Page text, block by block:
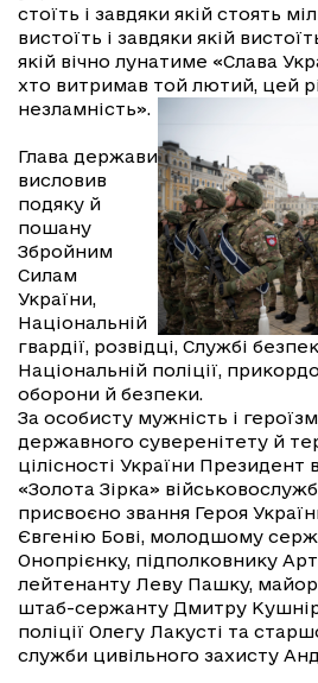
стоїть і завдяки якій стоять
вистоїть і завдяки якій
якій вічно лунатиме «Слава
хто витримав той лютий, цей
незламність».
Глава держави
висловив
подяку й
пошану
Збройним
Силам
України,
Національній
гвардії, розвідці, Службі
Національній поліції,
оборони й безпеки.
За особисту мужність і
державного суверенітету й
цілісності України Президент
«Золота Зірка»
присвоєно звання Героя
Євгенію Бові, молодшому
Онопрієнку, підполковнику
лейтенанту Леву Пашку,
штаб-сержанту Дмитру
поліції Олегу Лакусті та
служби цивільного захисту